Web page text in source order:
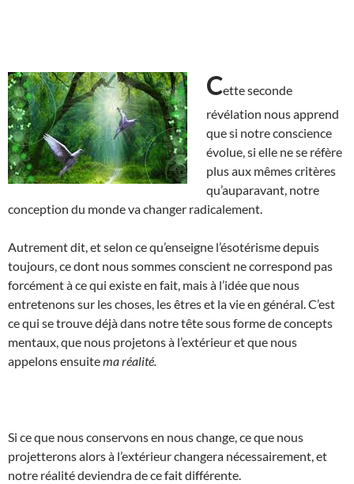
Cette seconde
révélation nous apprend
que si notre conscience
évolue, si elle ne se réfère
plus aux mêmes critères
qu’auparavant, notre
conception du monde va changer radicalement.
Autrement dit, et selon ce qu’enseigne l’ésotérisme depuis
toujours, ce dont nous sommes conscient ne correspond pas
forcément à ce qui existe en fait, mais à l’idée que nous
entretenons sur les choses, les êtres et la vie en général. C’est
ce qui se trouve déjà dans notre tête sous forme de concepts
mentaux, que nous projetons à l’extérieur et que nous
appelons ensuitema réalité.
Si ce que nous conservons en nous change, ce que nous
projetterons alors à l’extérieur changera nécessairement, et
notre réalité deviendra de ce fait différente.